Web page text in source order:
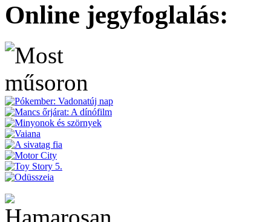
Online jegyfoglalás: